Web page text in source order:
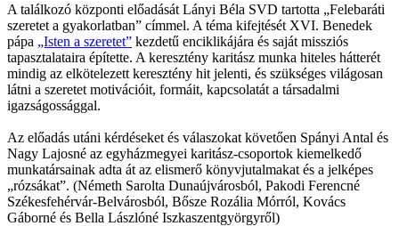
A találkozó központi előadását Lányi Béla SVD tartotta „Felebaráti
szeretet a gyakorlatban” címmel. A téma kifejtését XVI. Benedek
pápa „Isten a szeretet” kezdetű enciklikájára és saját missziós
tapasztalataira építette. A keresztény karitász munka hiteles hátterét
mindig az elkötelezett keresztény hit jelenti, és szükséges világosan
látni a szeretet motivációit, formáit, kapcsolatát a társadalmi
igazságossággal.
Az előadás utáni kérdéseket és válaszokat követően Spányi Antal és
Nagy Lajosné az egyházmegyei karitász-csoportok kiemelkedő
munkatársainak adta át az elismerő könyvjutalmakat és a jelképes
„rózsákat”. (Németh Sarolta Dunaújvárosból, Pakodi Ferencné
Székesfehérvár-Belvárosból, Bősze Rozália Mórról, Kovács
Gáborné és Bella Lászlóné Iszkaszentgyörgyről)